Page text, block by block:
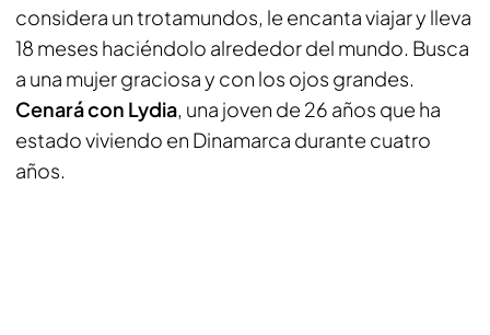
considera un trotamundos, le encanta viajar y lleva
18 meses haciéndolo alrededor del mundo. Busca
a una mujer graciosa y con los ojos grandes.
Cenará con Lydia, una joven de 26 años que ha
estado viviendo en Dinamarca durante cuatro
años.